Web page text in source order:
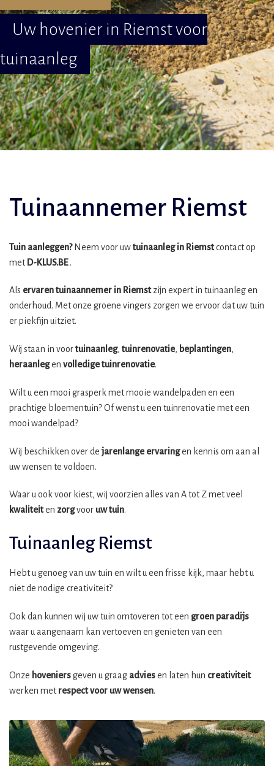
Uw hovenier in Riemst voor
tuinaanleg
Tuinaannemer Riemst
Tuin aanleggen?Neem voor uwtuinaanleg in Riemstcontact op
metD-KLUS.BE.
Als ervaren tuinaannemer in Riemstzijn expert in tuinaanleg en
onderhoud. Met onze groene vingers zorgen we ervoor dat uw tuin
er piekfijn uitziet.
Wij staan in voortuinaanleg, tuinrenovatie, beplantingen,
heraanlegen volledige tuinrenovatie.
Wilt u een mooi grasperk met mooie wandelpaden en een
prachtige bloementuin? Of wenst u een tuinrenovatie met een
mooi wandelpad?
Wij beschikken over dejarenlange ervaringen kennis om aan al
uw wensen te voldoen.
Waar u ook voor kiest, wij voorzien alles van A tot Z met veel
kwaliteiten zorgvoor uw tuin.
Tuinaanleg Riemst
Hebt u genoeg van uw tuin en wilt u een frisse kijk, maar hebt u
niet de nodige creativiteit?
Ook dan kunnen wij uw tuin omtoveren tot een groen paradijs
waar u aangenaam kan vertoeven en genieten van een
rustgevende omgeving.
Onze hoveniersgeven u graag adviesen laten hun creativiteit
werken metrespect voor uw wensen.